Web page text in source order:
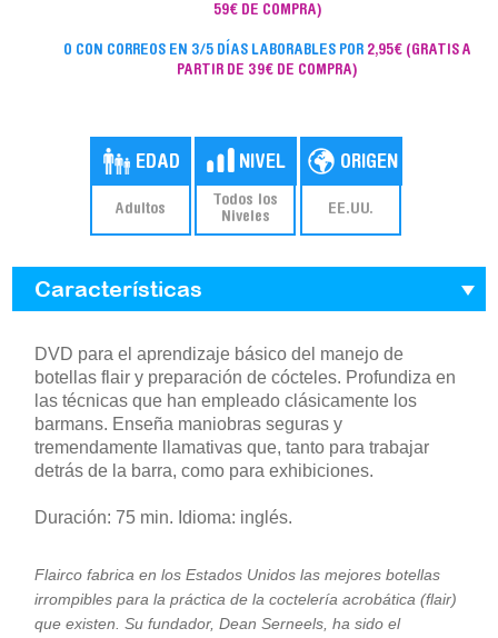
59€ DE COMPRA)
O CON CORREOS EN 3/5 DÍAS LABORABLES POR 2,95€ (GRATIS A
PARTIR DE 39€ DE COMPRA)
Adultos
Todos los
Niveles
EE.UU.
Características
DVD para el aprendizaje básico del manejo de
botellas flair y preparación de cócteles. Profundiza en
las técnicas que han empleado clásicamente los
barmans. Enseña maniobras seguras y
tremendamente llamativas que, tanto para trabajar
detrás de la barra, como para exhibiciones.
Duración: 75 min. Idioma: inglés.
Flairco fabrica en los Estados Unidos las mejores botellas
irrompibles para la práctica de la coctelería acrobática (flair)
que existen. Su fundador, Dean Serneels, ha sido el